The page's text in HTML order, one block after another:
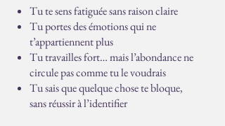
Tu te sens fatiguée sans raison claire
Tu portes des émotions qui ne
t’appartiennent plus
Tu travailles fort… mais l’abondance ne
circule pas comme tu le voudrais
Tu sais que quelque chose te bloque,
sans réussir à l’identifier